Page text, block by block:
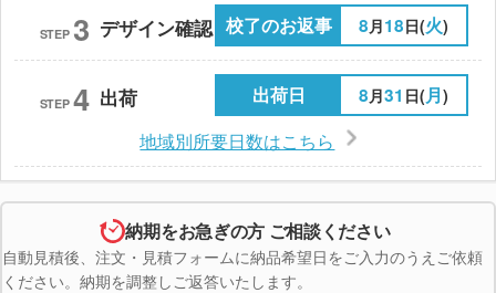
STEP 3 デザイン確認 校了のお返事 8月18日(火)
STEP 4 出荷 出荷日 8月31 日(月)
地域別所要日数はこちら
納期をお急ぎの方 ご相談ください
自動見積後、注文・見積フォームに納品希望日をご入力のうえご依頼
ください。納期を調整しご返答いたします。